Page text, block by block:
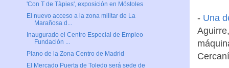
- Una
'Con T de Tàpies', exposición en Móstoles
El nuevo acceso a la zona militar de La
Marañosa d...
Inaugurado el Centro Especial de Empleo
Fundación ...
Plano de la Zona Centro de Madrid
El Mercado Puerta de Toledo será sede de